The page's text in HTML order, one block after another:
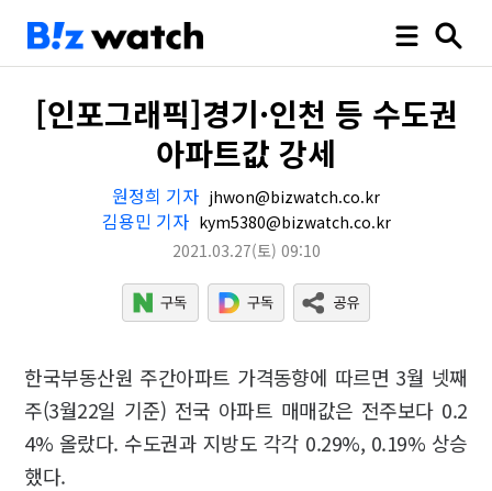
[인포그래픽]경기·인천 등 수도권
아파트값 강세
원정희 기자 jhwon@bizwatch.co.kr
김용민 기자 kym5380@bizwatch.co.kr
2021.03.27(토) 09:10
한국부동산원 주간아파트 가격동향에 따르면 3월 넷째
주(3월22일 기준) 전국 아파트 매매값은 전주보다 0.2
4% 올랐다. 수도권과 지방도 각각 0.29%, 0.19% 상승
했다.